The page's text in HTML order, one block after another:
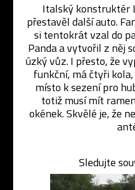
Italský konstruktér
přestavěl další auto.
si tentokrát vzal do
Panda a vytvořil z něj
úzký vůz. I přesto, že
funkční, má čtyři
místo k sezení pro
totiž musí mít
okének. Skvělé je, že
Sledujte